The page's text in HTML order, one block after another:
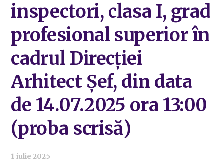
inspectori, clasa I, grad
profesional superior în
cadrul Direcției
Arhitect Șef, din data
de 14.07.2025 ora 13:00
(proba scrisă)
1 iulie 2025